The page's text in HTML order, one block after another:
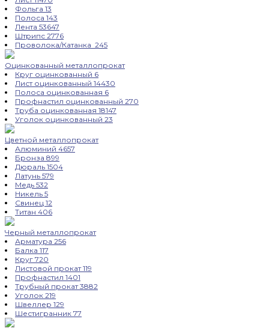
Фольга 13
Полоса 143
Лента 53647
Штрипс 2776
Проволока/Катанка 245
Оцинкованный металлопрокат
Круг оцинкованный 6
Лист оцинкованный 14430
Полоса оцинкованная 6
Профнастил оцинкованный 270
Труба оцинкованная 18147
Уголок оцинкованный 23
Цветной металлопрокат
Алюминий 4657
Бронза 899
Дюраль 1504
Латунь 579
Медь 532
Никель 5
Свинец 12
Титан 406
Черный металлопрокат
Арматура 256
Балка 117
Круг 720
Листовой прокат119
Профнастил 1401
Трубный прокат3882
Уголок 219
Швеллер 129
Шестигранник 77